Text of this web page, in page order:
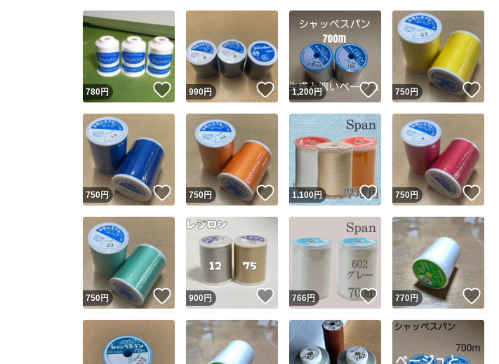
780円 いいね！
990円 いいね！
1,200円 いいね！
750円
750円 いいね！
750円 いいね！
1,100円 いいね！
750円
750円 いいね！
900円 いいね！
766円 いいね！
770円